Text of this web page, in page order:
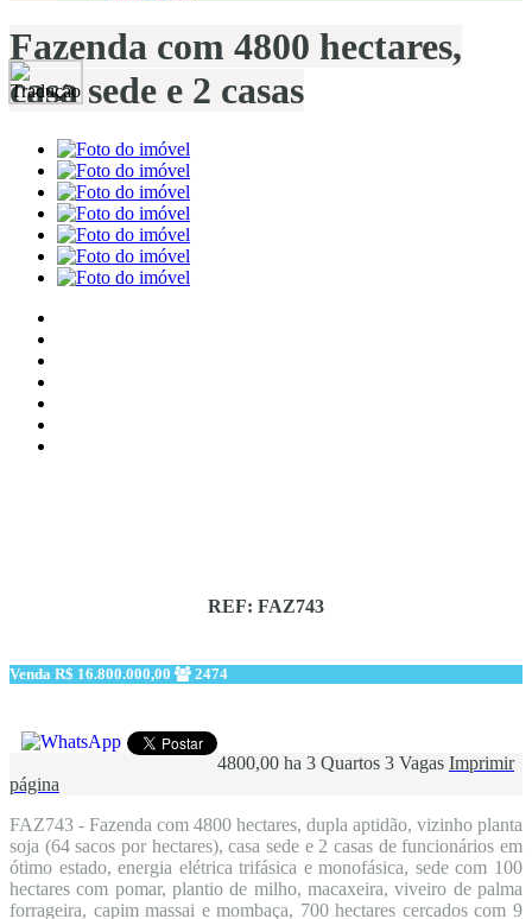
Fazenda com 4800 hectares,
casa sede e 2 casas
REF: FAZ743
Venda R$ 16.800.000,00 2474
4800,00 ha 3 Quartos 3 Vagas Imprimir
página
FAZ743 - Fazenda com 4800 hectares, dupla aptidão, vizinho planta
soja (64 sacos por hectares), casa sede e 2 casas de funcionários em
ótimo estado, energia elétrica trifásica e monofásica, sede com 100
hectares com pomar, plantio de milho, macaxeira, viveiro de palma
forrageira, capim massai e mombaça, 700 hectares cercados com 9